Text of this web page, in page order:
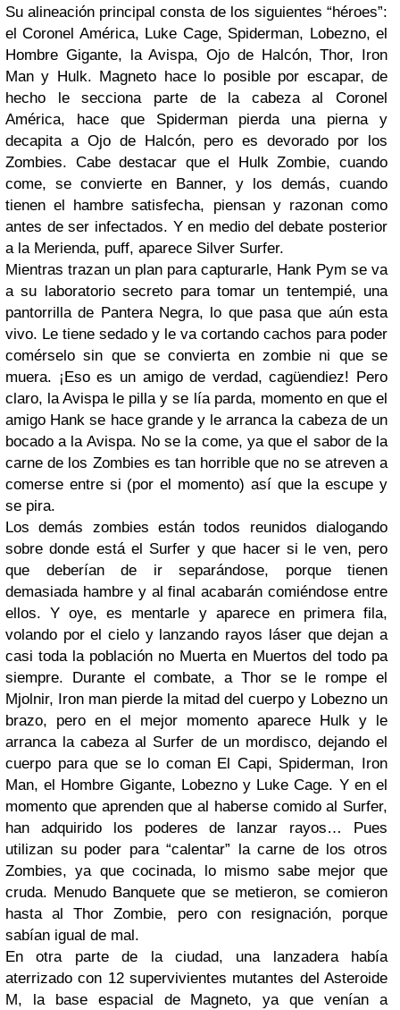
Su alineación principal consta de los siguientes “héroes”:
el Coronel América, Luke Cage, Spiderman, Lobezno, el
Hombre Gigante, la Avispa, Ojo de Halcón, Thor, Iron
Man y Hulk. Magneto hace lo posible por escapar, de
hecho le secciona parte de la cabeza al Coronel
América, hace que Spiderman pierda una pierna y
decapita a Ojo de Halcón, pero es devorado por los
Zombies. Cabe destacar que el Hulk Zombie, cuando
come, se convierte en Banner, y los demás, cuando
tienen el hambre satisfecha, piensan y razonan como
antes de ser infectados. Y en medio del debate posterior
a la Merienda, puff, aparece Silver Surfer.
Mientras trazan un plan para capturarle, Hank Pym se va
a su laboratorio secreto para tomar un tentempié, una
pantorrilla de Pantera Negra, lo que pasa que aún esta
vivo. Le tiene sedado y le va cortando cachos para poder
comérselo sin que se convierta en zombie ni que se
muera. ¡Eso es un amigo de verdad, cagüendiez! Pero
claro, la Avispa le pilla y se lía parda, momento en que el
amigo Hank se hace grande y le arranca la cabeza de un
bocado a la Avispa. No se la come, ya que el sabor de la
carne de los Zombies es tan horrible que no se atreven a
comerse entre si (por el momento) así que la escupe y
se pira.
Los demás zombies están todos reunidos dialogando
sobre donde está el Surfer y que hacer si le ven, pero
que deberían de ir separándose, porque tienen
demasiada hambre y al final acabarán comiéndose entre
ellos. Y oye, es mentarle y aparece en primera fila,
volando por el cielo y lanzando rayos láser que dejan a
casi toda la población no Muerta en Muertos del todo pa
siempre. Durante el combate, a Thor se le rompe el
Mjolnir, Iron man pierde la mitad del cuerpo y Lobezno un
brazo, pero en el mejor momento aparece Hulk y le
arranca la cabeza al Surfer de un mordisco, dejando el
cuerpo para que se lo coman El Capi, Spiderman, Iron
Man, el Hombre Gigante, Lobezno y Luke Cage. Y en el
momento que aprenden que al haberse comido al Surfer,
han adquirido los poderes de lanzar rayos… Pues
utilizan su poder para “calentar” la carne de los otros
Zombies, ya que cocinada, lo mismo sabe mejor que
cruda. Menudo Banquete que se metieron, se comieron
hasta al Thor Zombie, pero con resignación, porque
sabían igual de mal.
En otra parte de la ciudad, una lanzadera había
aterrizado con 12 supervivientes mutantes del Asteroide
M, la base espacial de Magneto, ya que venían a